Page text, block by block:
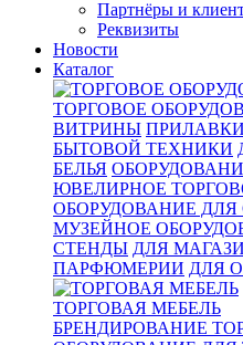
Партнёры и
Реквизиты
Новости
Каталог
ТОРГОВОЕ
ВИТРИНЫ ПРИЛАВКИ
БЫТОВОЙ ТЕХНИКИ
БЕЛЬЯ
ЮВЕЛИРНОЕ
ОБОРУДОВАНИЕ
МУЗЕЙНОЕ
СТЕНДЫ ДЛЯ
ПАРФЮМЕРИИ ДЛЯ
ТОРГОВАЯ МЕБЕЛЬ
БРЕНДИРОВАНИЕ